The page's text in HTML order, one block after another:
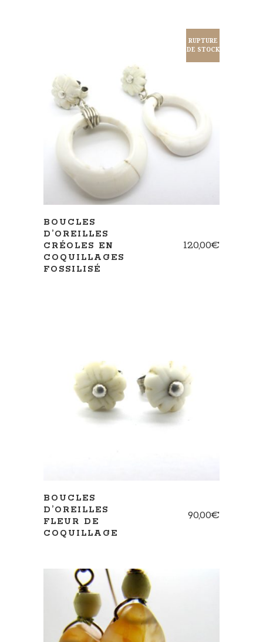
RUPTURE
DE STOCK
LIRE LA SUITE
BOUCLES
D’OREILLES
CRÉOLES EN
COQUILLAGES
FOSSILISÉ
120,00€
AJOUTER AU PANIER
BOUCLES
D’OREILLES
FLEUR DE
COQUILLAGE
90,00€